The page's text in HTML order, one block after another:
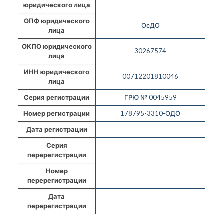
юридического лица
ОПФ юридического
лица
ОсДО
ОКПО юридического
лица
30267574
ИНН юридического
лица
00712201810046
Серия регистрации
ГРЮ № 0045959
Номер регистрации
178795-3310-ОДО
Дата регистрации
Серия
перерегистрации
Номер
перерегистрации
Дата
перерегистрации